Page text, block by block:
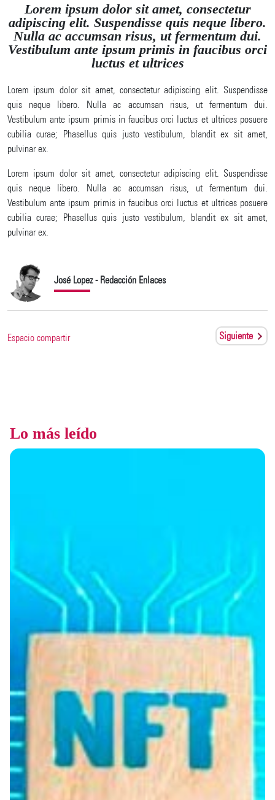
Lorem ipsum dolor sit amet, consectetur
adipiscing elit. Suspendisse quis neque libero.
Nulla ac accumsan risus, ut fermentum dui.
Vestibulum ante ipsum primis in faucibus orci
luctus et ultrices
Lorem ipsum dolor sit amet, consectetur adipiscing elit. Suspendisse
quis neque libero. Nulla ac accumsan risus, ut fermentum dui.
Vestibulum ante ipsum primis in faucibus orci luctus et ultrices posuere
cubilia curae; Phasellus quis justo vestibulum, blandit ex sit amet,
pulvinar ex.
Lorem ipsum dolor sit amet, consectetur adipiscing elit. Suspendisse
quis neque libero. Nulla ac accumsan risus, ut fermentum dui.
Vestibulum ante ipsum primis in faucibus orci luctus et ultrices posuere
cubilia curae; Phasellus quis justo vestibulum, blandit ex sit amet,
pulvinar ex.
José Lopez - Redacción Enlaces
Espacio compartir Siguiente
Lo más leído